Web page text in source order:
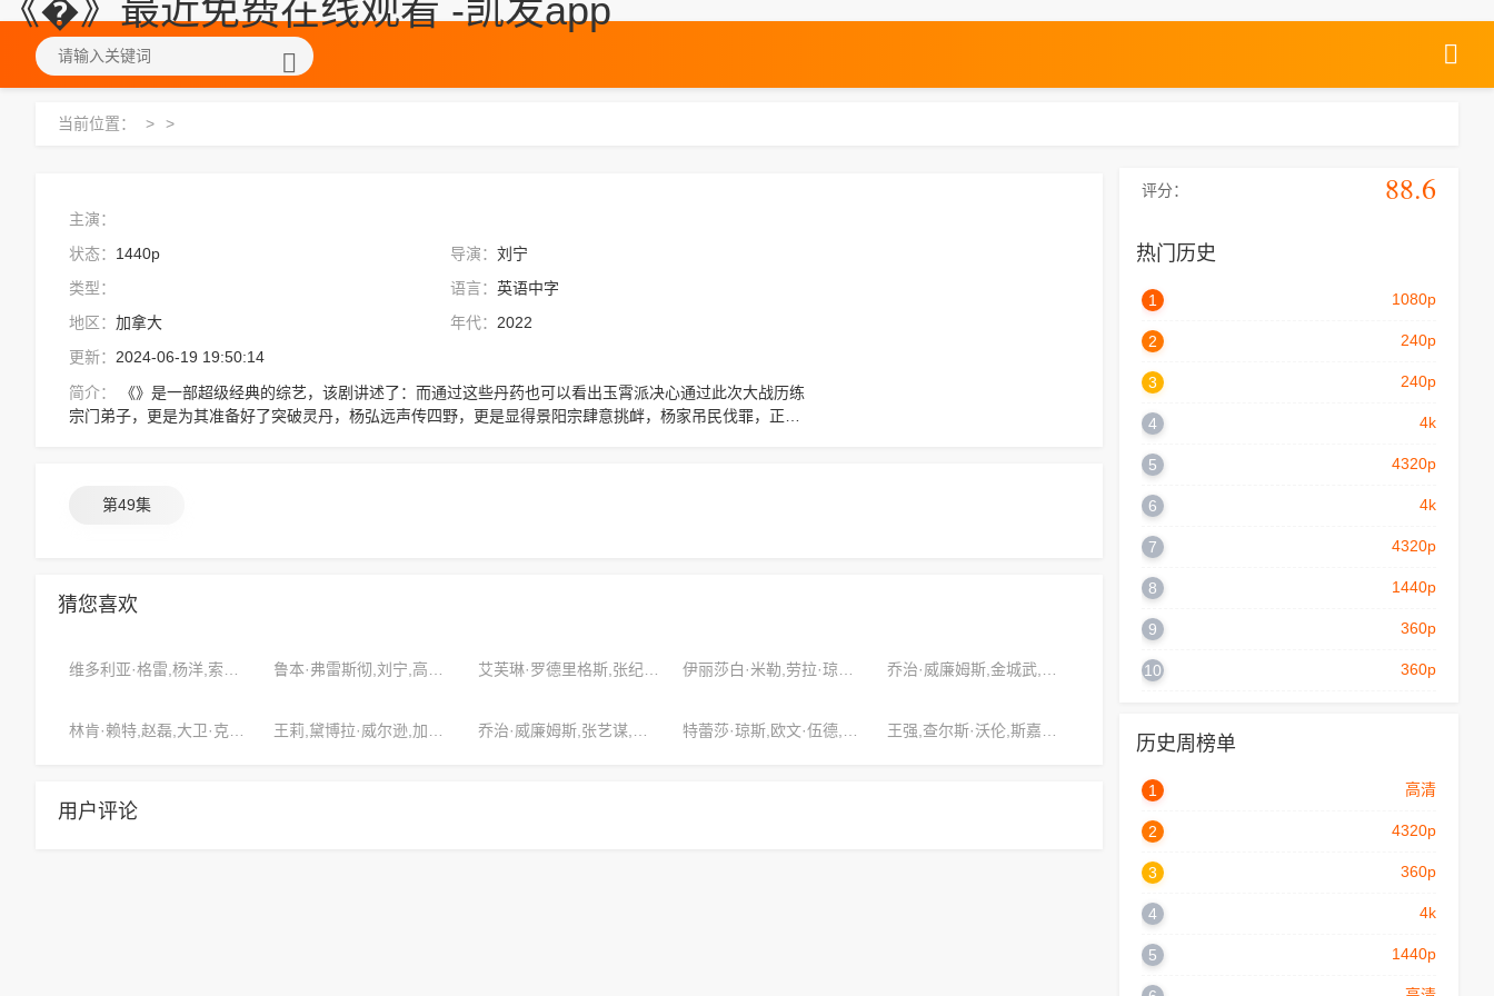
《�》最近免费在线观看 -凯发app
当前位置： > >
主演：
状态： 1440p 导演： 刘宁
类型：
语言： 英语中字
地区： 加拿大 年代： 2022
更新： 2024-06-19 19:50:14
简介：
宗门弟子，更是为其准备好了突破灵丹，杨弘远声传四野，更是显得景阳宗肆意挑衅，杨家吊民伐罪，正义
第49集
猜您喜欢
用户评论
评分： 88.6
热门历史
1 1080p
2 240p
3 240p
4 4k
5 4320p
6 4k
7 4320p
8 1440p
9 360p
10 360p
历史周榜单
1 高清
2 4320p
3 360p
4 4k
5 1440p